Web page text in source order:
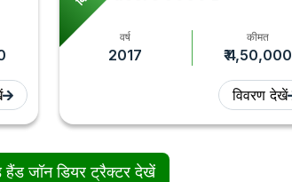
वर्ष
2017
कीमत
₹ 4,50,000
विवरण देखें
जॉन डियर ट्रैक्टर देखें